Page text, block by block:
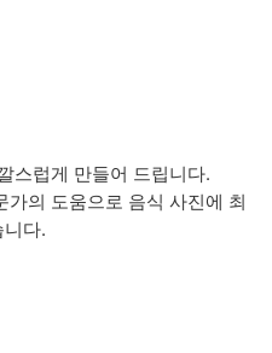
스럽게 만들어 드립니다.
의 도움으로 음식 사진에 최
다.